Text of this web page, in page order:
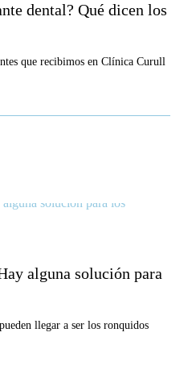
dental? Qué dicen los
que recibimos en Clínica Curull
alguna solución para
llegar a ser los ronquidos